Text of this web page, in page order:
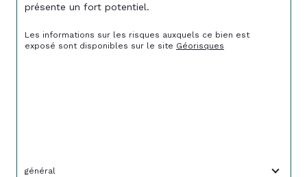
présente un fort potentiel.
Les informations sur les risques auxquels ce bien est
exposé sont disponibles sur le site Géorisques
général